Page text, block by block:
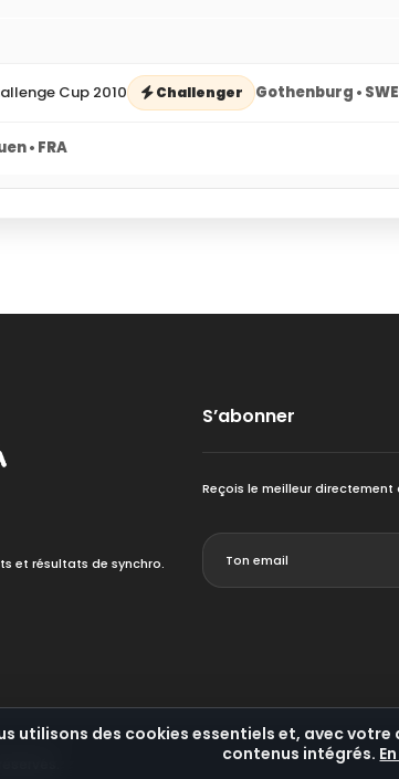
Cup 2010 Challenger Gothenburg • SWE
• FRA
et résultats de synchro.
S’abonner
Reçois le meilleur
utilisons des cookies essentiels et, avec
contenus intégrés.